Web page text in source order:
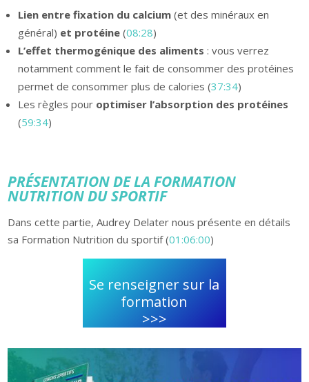
Lien entre fixation du calcium (et des minéraux en
général) et protéine (08:28)
L’effet thermogénique des aliments : vous verrez
notamment comment le fait de consommer des protéines
permet de consommer plus de calories (37:34)
Les règles pour optimiser l’absorption des protéines
(59:34)
PRÉSENTATION DE LA FORMATION
NUTRITION DU SPORTIF
Dans cette partie, Audrey Delater nous présente en détails
sa Formation Nutrition du sportif(01:06:00)
Se renseigner sur la
formation
>>>